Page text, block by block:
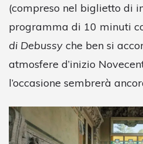
(compreso nel biglietto di
programma di 10 minuti
di Debussy che ben si
atmosfere d’inizio
l’occasione sembrerà